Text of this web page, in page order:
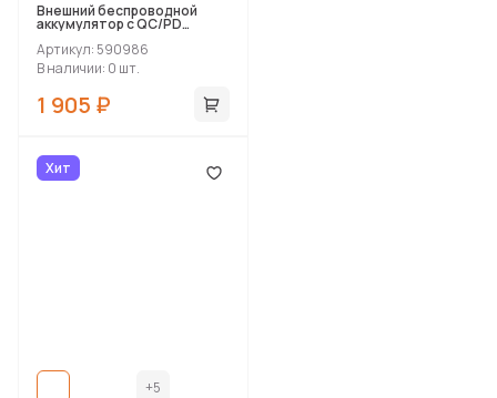
Внешний беспроводной
аккумулятор c QC/PD
«Reload», 10000 mAh
Артикул: 590986
В наличии: 0 шт.
1 905 ₽
Хит
+5